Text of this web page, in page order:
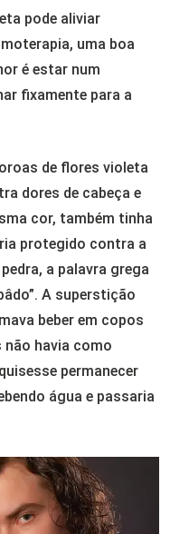
pode aliviar
uma boa
é estar num
fixamente para a
de flores violeta
dores de cabeça e
cor, também tinha
protegido contra a
a palavra grega
A superstição
beber em copos
não havia como
permanecer
água e passaria